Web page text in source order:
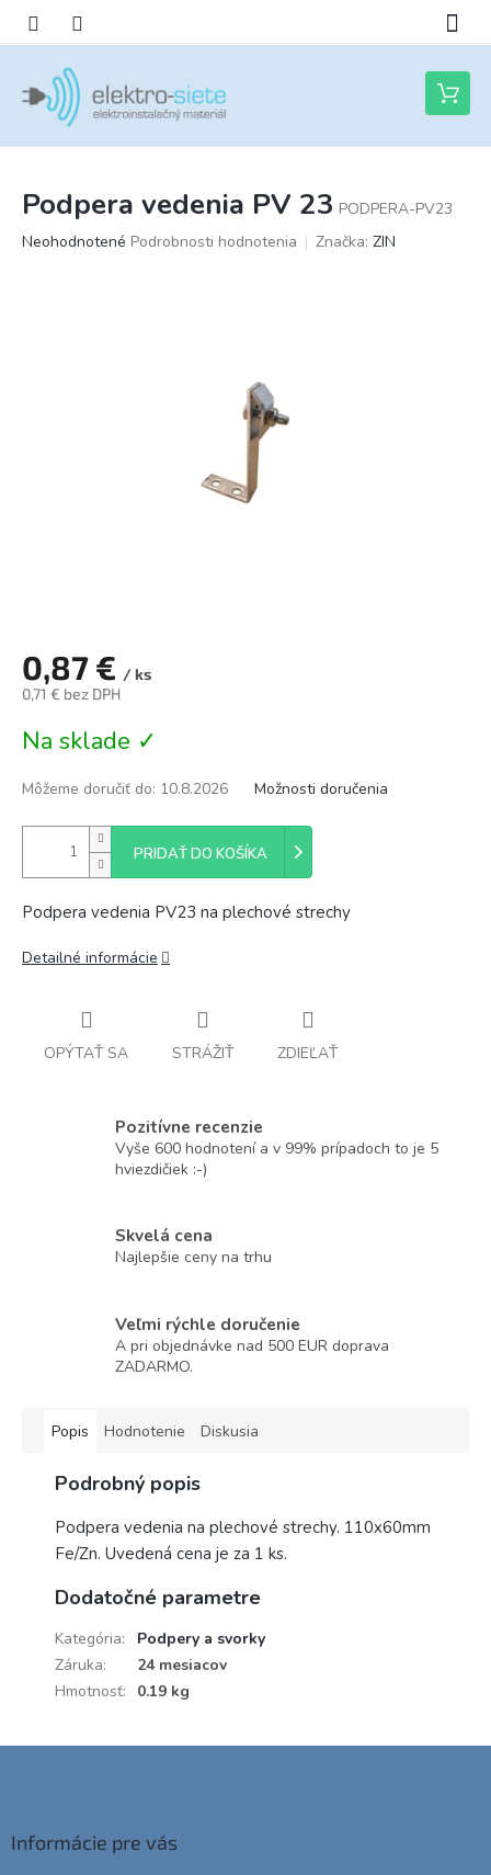
obsah
Nákupný
košík
Podpera vedenia PV 23 PODPERA-PV23
Priemerné
Neohodnotené Podrobnosti hodnotenia Značka: ZIN
0,87 € / ks
0,71 € bez DPH
cena:
Na sklade ✓
Môžeme doručiť do: 10.8.2026 Možnosti doručenia
PRIDAŤ DO KOŠÍKA
Podpera vedenia PV23 na plechové strechy
Detailné informácie
OPÝTAŤ SA STRÁŽIŤ ZDIEĽAŤ
Pozitívne recenzie
Vyše 600 hodnotení a v 99% prípadoch to je 5
hviezdičiek :-)
Skvelá cena
Najlepšie ceny na trhu
Veľmi rýchle doručenie
A pri objednávke nad 500 EUR doprava
ZADARMO.
Popis Hodnotenie Diskusia
Podrobný popis
Podpera vedenia na plechové strechy. 110x60mm
Fe/Zn. Uvedená cena je za 1 ks.
Dodatočné parametre
Kategória:
Podpery a svorky
Záruka:
24 mesiacov
Hmotnosť: 0.19 kg
Informácie pre vás